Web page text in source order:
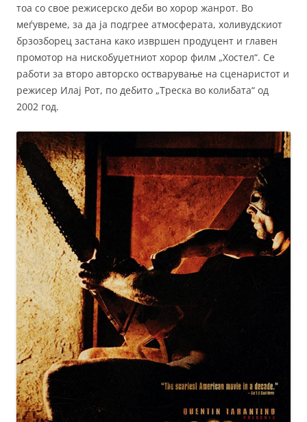
тоа со свое режисерско деби во хорор жанрот. Во
меѓувреме, за да ја подгрее атмосферата, холивудскиот
брзозборец застана како извршен продуцент и главен
промотор на нискобуџетниот хорор филм „Хостел“. Се
работи за второ авторско остварување на сценаристот и
режисер Илај Рот, по дебито „Треска во колибата“ од
2002 год.